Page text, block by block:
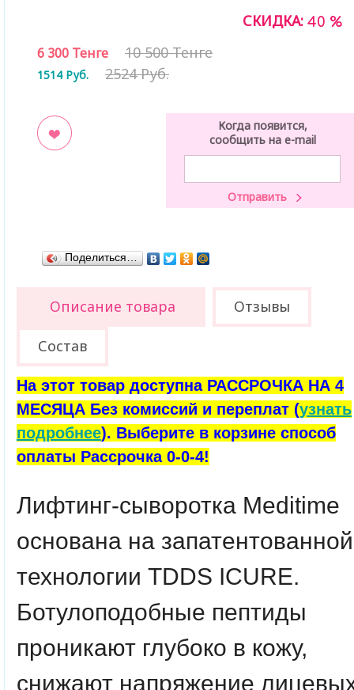
СКИДКА: 40 %
6 300 Тенге 10 500 Тенге
1514 Руб. 2524 Руб.
Когда появится,
сообщить на e-mail
Поделиться…
Описание товара Отзывы
Состав
На этот товар доступна РАССРОЧКА НА 4
МЕСЯЦА Без комиссий и переплат (узнать
подробнее). Выберите в корзине способ
оплаты Рассрочка 0-0-4!
Лифтинг-сыворотка Meditime
основана на запатентованной
технологии TDDS ICURE.
Ботулоподобные пептиды
проникают глубоко в кожу,
снижают напряжение